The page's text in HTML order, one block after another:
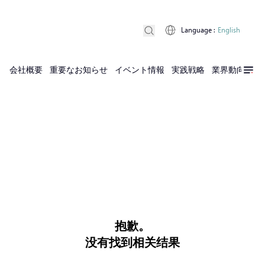
会社概要 重要なお知らせ イベント情報 実践戦略 業界動向 実
Language : English
抱歉。
没有找到相关结果